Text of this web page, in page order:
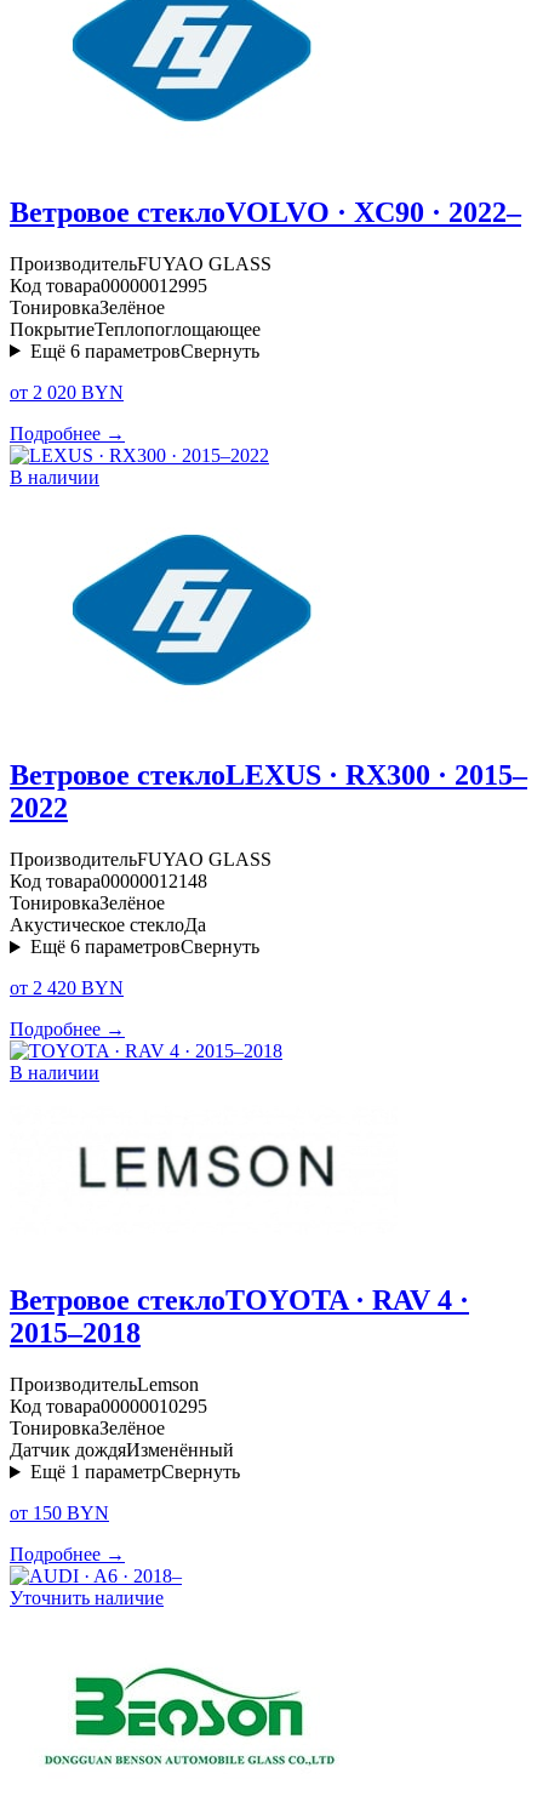
Ветровое стеклоVOLVO · XC90 · 2022–
ПроизводительFUYAO GLASS
Код товара00000012995
ТонировкаЗелёное
ПокрытиеТеплопоглощающее
Ещё 6 параметровСвернуть
от 2 020 BYN
Подробнее →
В наличии
Ветровое стеклоLEXUS · RX300 · 2015–
2022
ПроизводительFUYAO GLASS
Код товара00000012148
ТонировкаЗелёное
Акустическое стеклоДа
Ещё 6 параметровСвернуть
от 2 420 BYN
Подробнее →
В наличии
Ветровое стеклоTOYOTA · RAV 4 ·
2015–2018
ПроизводительLemson
Код товара00000010295
ТонировкаЗелёное
Датчик дождяИзменённый
Ещё 1 параметрСвернуть
от 150 BYN
Подробнее →
Уточнить наличие